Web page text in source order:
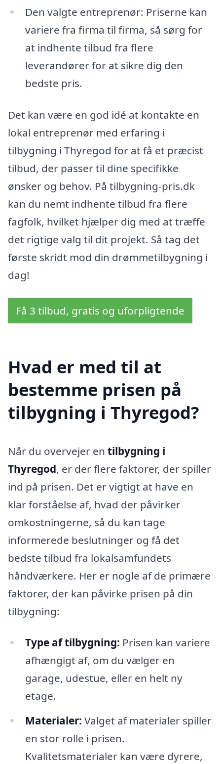
Den valgte entreprenør: Priserne kan
variere fra firma til firma, så sørg for
at indhente tilbud fra flere
leverandører for at sikre dig den
bedste pris.
Det kan være en god idé at kontakte en
lokal entreprenør med erfaring i
tilbygning i Thyregod for at få et præcist
tilbud, der passer til dine specifikke
ønsker og behov. På tilbygning-pris.dk
kan du nemt indhente tilbud fra flere
fagfolk, hvilket hjælper dig med at træffe
det rigtige valg til dit projekt. Så tag det
første skridt mod din drømmetilbygning i
dag!
Få 3 tilbud, gratis og uforpligtende
Hvad er med til at
bestemme prisen på
tilbygning i Thyregod?
Når du overvejer en tilbygning i
Thyregod, er der flere faktorer, der spiller
ind på prisen. Det er vigtigt at have en
klar forståelse af, hvad der påvirker
omkostningerne, så du kan tage
informerede beslutninger og få det
bedste tilbud fra lokalsamfundets
håndværkere. Her er nogle af de primære
faktorer, der kan påvirke prisen på din
tilbygning:
Type af tilbygning: Prisen kan variere
afhængigt af, om du vælger en
garage, udestue, eller en helt ny
etage.
Materialer: Valget af materialer spiller
en stor rolle i prisen.
Kvalitetsmaterialer kan være dyrere,